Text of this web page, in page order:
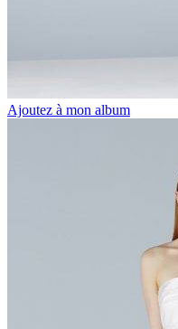
Ajoutez à mon album